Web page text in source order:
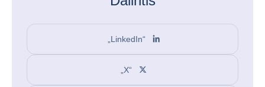
„LinkedIn“
„X“